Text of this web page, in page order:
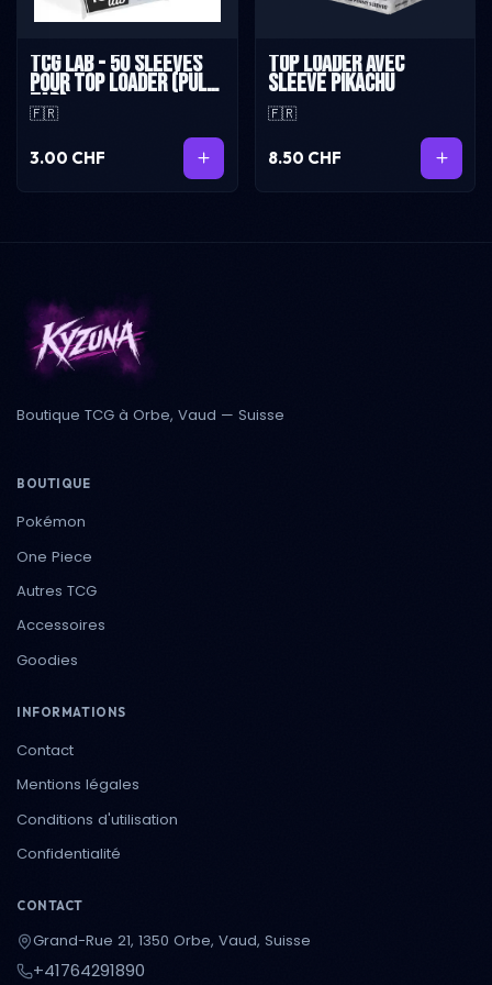
TCG Lab - 50 sleeves
pour top loader (pull
tab)
🇫🇷
3.00 CHF
Top loader avec
sleeve Pikachu
🇫🇷
8.50 CHF
Boutique TCG à Orbe, Vaud — Suisse
BOUTIQUE
Pokémon
One Piece
Autres TCG
Accessoires
Goodies
INFORMATIONS
Contact
Mentions légales
Conditions d'utilisation
Confidentialité
CONTACT
Grand-Rue 21, 1350 Orbe, Vaud, Suisse
+41764291890